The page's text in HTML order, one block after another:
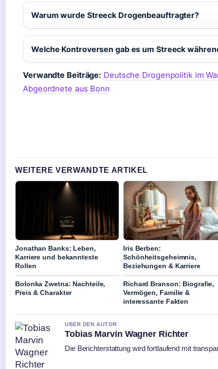
Warum wurde Streeck Drogenbeauftragter?
Welche Kontroversen gab es um Streeck
Verwandte Beiträge: Deutsche Drogenpolitik im
Abgeordnete aus Bonn
WEITERE VERWANDTE ARTIKEL
Jonathan Banks: Leben,
Karriere und bekannteste
Rollen
Iris Berben:
Schönheitsgeheimnis,
Beziehungen & Karriere
Bolonka Zwetna: Nachteile,
Preis & Charakter
Richard Branson: Biografie,
Vermögen, Familie &
interessante Fakten
UBER DEN AUTOR
Tobias Marvin Wagner Richter
Die Berichterstattung wird fortlaufend mit